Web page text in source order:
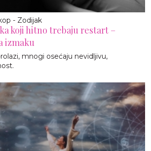
- Zodijak
koji hitno trebaju restart –
izmaku
mnogi osećaju nevidljivu,